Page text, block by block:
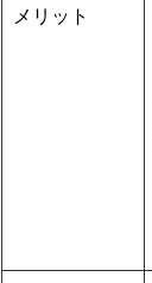
メリット